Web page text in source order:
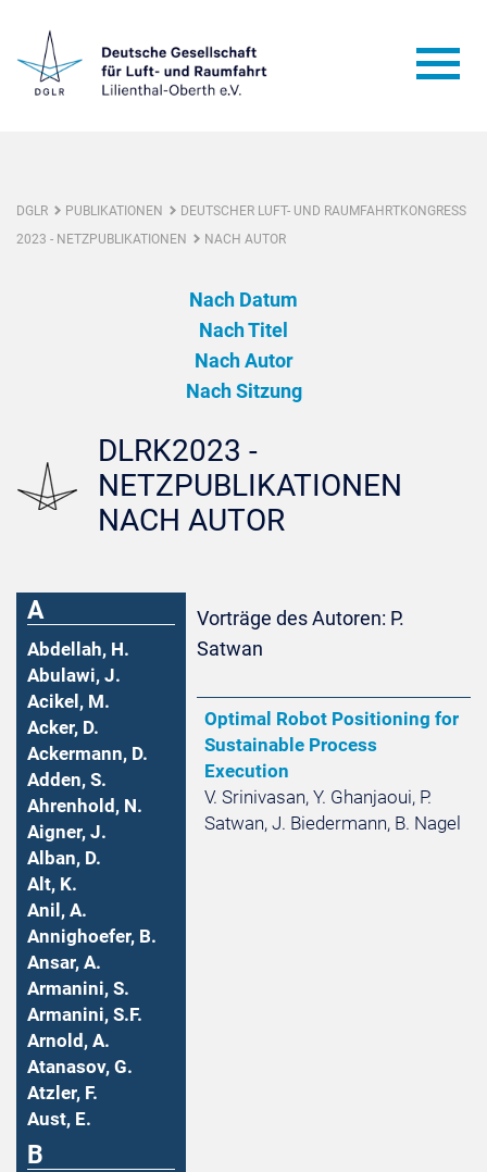
DGLR PUBLIKATIONEN
DEUTSCHER LUFT- UND RAUMFAHRTKONGRESS
2023 - NETZPUBLIKATIONEN
NACH AUTOR
Nach Datum
Nach Titel
Nach Autor
Nach Sitzung
DLRK2023 -
NETZPUBLIKATIONEN
NACH AUTOR
A
Abdellah, H.
Abulawi, J.
Acikel, M.
Acker, D.
Ackermann, D.
Adden, S.
Ahrenhold, N.
Aigner, J.
Alban, D.
Alt, K.
Anil, A.
Annighoefer, B.
Ansar, A.
Armanini, S.
Armanini, S.F.
Arnold, A.
Atanasov, G.
Atzler, F.
Aust, E.
B
Vorträge des Autoren: P.
Satwan
Optimal Robot Positioning for
Sustainable Process
Execution
V. Srinivasan, Y. Ghanjaoui, P.
Satwan, J. Biedermann, B. Nagel